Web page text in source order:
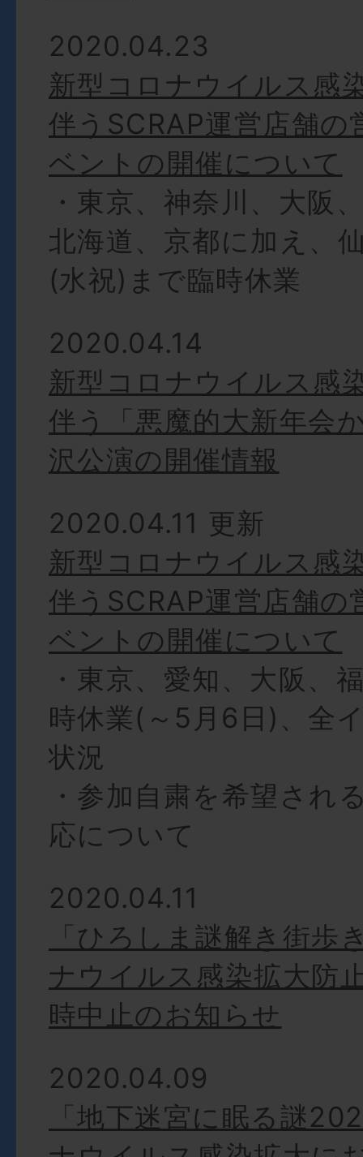
2020.04.23
新型コロナウイルス感
伴うSCRAP運営店舗の
ベントの開催について
・東京、神奈川、大阪
北海道、京都に加え、
(水祝)まで臨時休業
2020.04.14
新型コロナウイルス感
伴う「悪魔的大新年会
沢公演の開催情報
2020.04.11 更新
新型コロナウイルス感
伴うSCRAP運営店舗の
ベントの開催について
・東京、愛知、大阪、
時休業(～5月6日)、全
状況
・参加自粛を希望され
応について
2020.04.11
「ひろしま謎解き街歩
ナウイルス感染拡大防
時中止のお知らせ
2020.04.09
「地下迷宮に眠る謎